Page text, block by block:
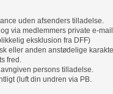
uden afsenders tilladelse.
via medlemmers private e-
eksklusion fra DFF)
eller anden anstødelige
fred.
persons tilladelse.
(luft din undren via PB.